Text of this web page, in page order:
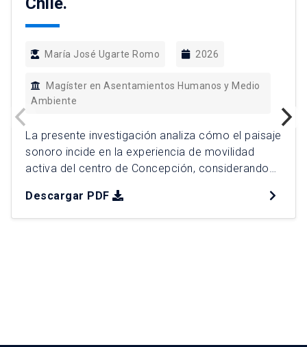
María José Ugarte Romo 2026
Magíster en Asentamientos Humanos y Medio
Ambiente
La presente investigación analiza cómo el paisaje
sonoro incide en la experiencia de movilidad
activa del centro de Concepción, considerando
una perspectiva perceptual. Frente a enfoques
tradicionales centrados en factores físicos del
Descargar PDF